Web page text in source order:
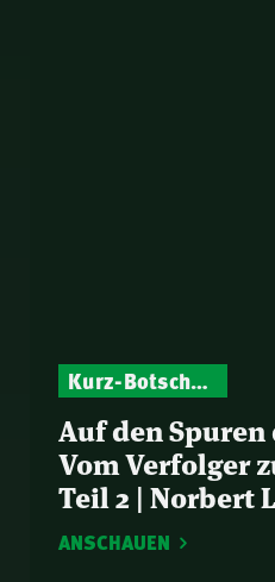
Kurz-Botschaften – Biblische Impulse mit Zukunft im Blick
Auf den Spuren
Vom Verfolger
Teil 2 | Norbert
ANSCHAUEN